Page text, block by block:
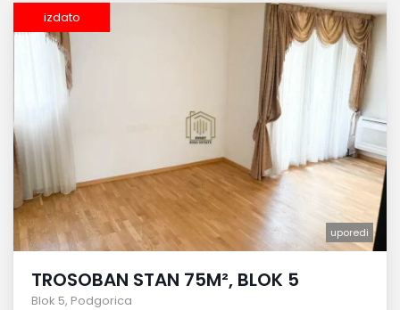
izdato
uporedi
TROSOBAN STAN 75M², BLOK 5
Blok 5, Podgorica